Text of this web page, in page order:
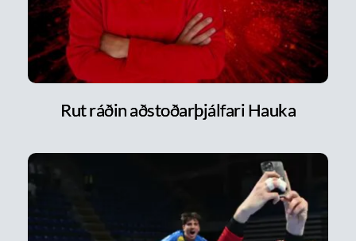
Rut ráðin aðstoðarþjálfari Hauka